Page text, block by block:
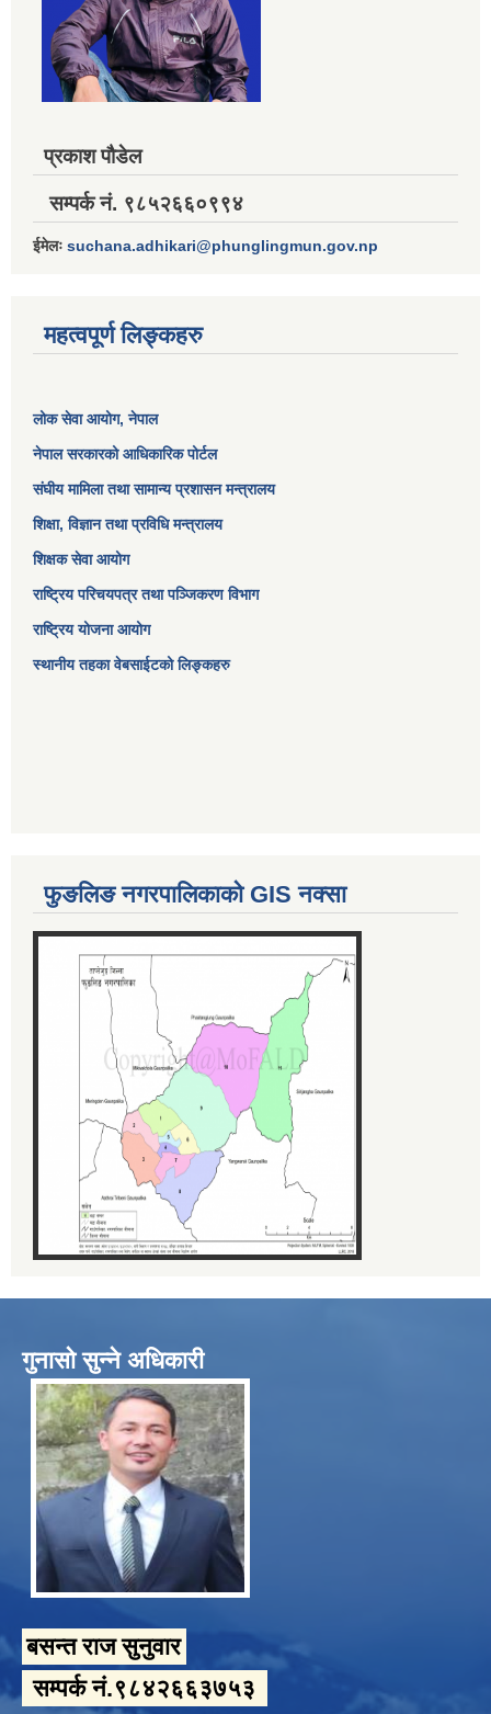
प्रकाश पौडेल
सम्पर्क नं. ९८५२६६०९९४
ईमेलः suchana.adhikari@phunglingmun.gov.np
महत्वपूर्ण लिङ्कहरु
लोक सेवा आयोग, नेपाल
नेपाल सरकारको आधिकारिक पोर्टल
संघीय मामिला तथा सामान्य प्रशासन मन्त्रालय
शिक्षा, विज्ञान तथा प्रविधि मन्त्रालय
शिक्षक सेवा आयोग
राष्ट्रिय परिचयपत्र तथा पञ्जिकरण विभाग
राष्ट्रिय योजना आयोग
स्थानीय तहका वेबसाईटको लिङ्कहरु
फुङलिङ नगरपालिकाको GIS नक्सा
गुनासो सुन्ने अधिकारी
बसन्त राज सुनुवार
सम्पर्क नं.९८४२६६३७५३